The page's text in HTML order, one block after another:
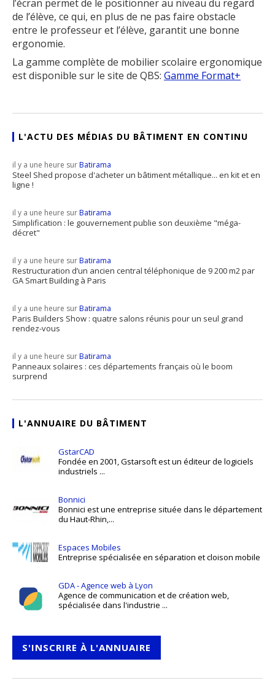
l’écran permet de le positionner au niveau du regard
de l’élève, ce qui, en plus de ne pas faire obstacle
entre le professeur et l’élève, garantit une bonne
ergonomie.
La gamme complète de mobilier scolaire ergonomique
est disponible sur le site de QBS: Gamme Format+
L'ACTU DES MÉDIAS DU BÂTIMENT EN CONTINU
il y a une heure surBatirama
Steel Shed propose d'acheter un bâtiment métallique... en kit et en
ligne !
il y a une heure surBatirama
Simplification : le gouvernement publie son deuxième "méga-
décret"
il y a une heure surBatirama
Restructuration d’un ancien central téléphonique de 9 200 m2 par
GA Smart Building à Paris
il y a une heure surBatirama
Paris Builders Show : quatre salons réunis pour un seul grand
rendez-vous
il y a une heure surBatirama
Panneaux solaires : ces départements français où le boom
surprend
L'ANNUAIRE DU BÂTIMENT
GstarCAD
Fondée en 2001, Gstarsoft est un éditeur de logiciels
industriels ...
Bonnici
Bonnici est une entreprise située dans le département
du Haut-Rhin,...
Espaces Mobiles
Entreprise spécialisée en séparation et cloison mobile
GDA - Agence web à Lyon
Agence de communication et de création web,
spécialisée dans l'industrie ...
S'INSCRIRE À L'ANNUAIRE